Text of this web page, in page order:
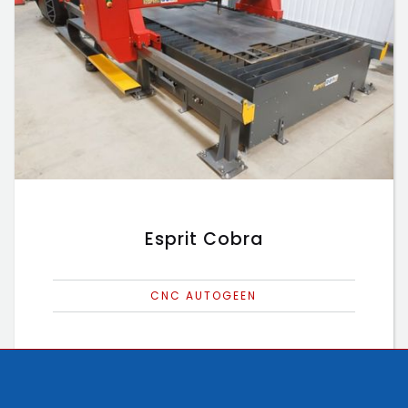
Esprit Cobra
CNC AUTOGEEN